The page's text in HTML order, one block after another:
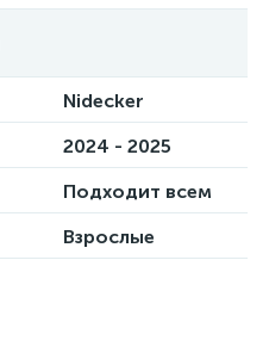
Nidecker
2024 - 2025
Подходит всем
Взрослые